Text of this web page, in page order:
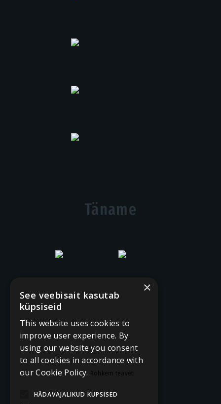
Täname
×
See veebisait kasutab
küpsiseid
This website uses cookies to
improve user experience. By
using our website you consent
to all cookies in accordance with
our Cookie Policy. Rohkem teavet
HÄDAVAJALIKUD KÜPSISED